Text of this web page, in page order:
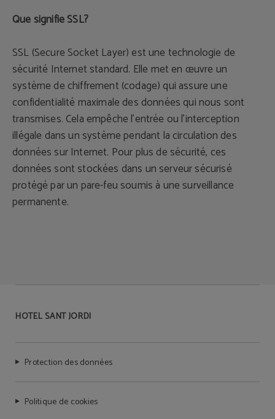
Que signifie SSL?
SSL (Secure Socket Layer) est une technologie de
sécurité Internet standard. Elle met en œuvre un
système de chiffrement (codage) qui assure une
confidentialité maximale des données qui nous sont
transmises. Cela empêche l'entrée ou l'interception
illégale dans un système pendant la circulation des
données sur Internet. Pour plus de sécurité, ces
données sont stockées dans un serveur sécurisé
protégé par un pare-feu soumis à une surveillance
permanente.
HOTEL SANT JORDI
Protection des données
Politique de cookies